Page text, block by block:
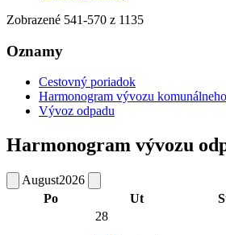
Zobrazené 541-570 z 1135
Oznamy
Cestovný poriadok
Harmonogram vývozu
Vývoz odpadu
Harmonogram vývozu
August2026
Po
Ut
28